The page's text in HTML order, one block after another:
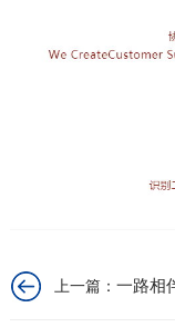
上一篇： 一路相